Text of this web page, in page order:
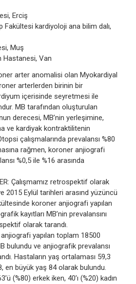
Erciş
Fakültesi kardiyoloji ana bilim dalı,
Muş
Hastanesi, Van
arter anomalisi olan Myokardiyal
arterlerden birinin bir
içerisinde seyretmesi ile
MB tarafından oluşturulan
derecesi, MB’nin yerleşimine,
ve kardiyak kontraktilitenin
çalışmalarında prevalansı %80
rağmen, koroner anjiografi
%0,5 ile %16 arasında
Çalışmamız retrospektif olarak
2015 Eylül tarihleri arasınd yüzüncü
koroner anjiografi yapılan
kayıtları MB’nin prevalansını
olarak tarandı.
yapılan toplam 18500
bulundu ve anjiografik prevalansı
Hastaların yaş ortalaması 59,3
en büyük yaş 84 olarak bulundu.
(%80) erkek iken, 40’ı (%20) kadın